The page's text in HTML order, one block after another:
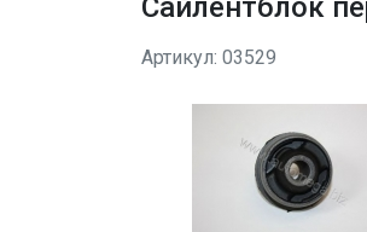
Сайлентблок
Артикул: 03529